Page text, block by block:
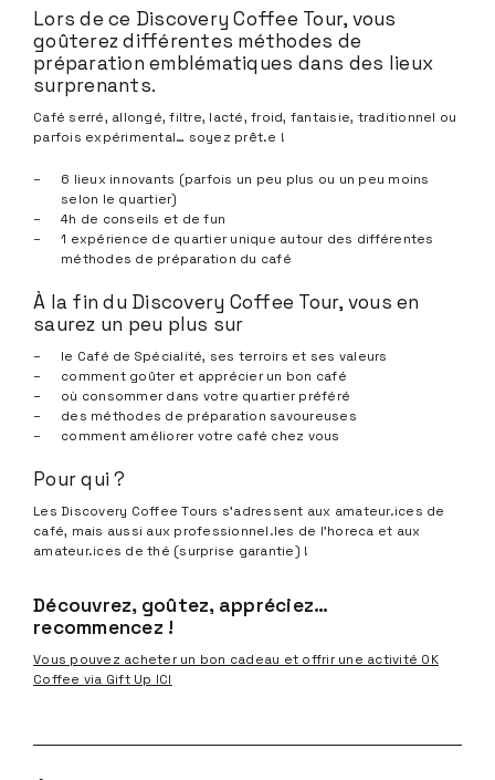
Lors de ce Discovery Coffee Tour, vous
goûterez différentes méthodes de
préparation emblématiques dans des lieux
surprenants.
Café serré, allongé, filtre, lacté, froid, fantaisie, traditionnel ou
parfois expérimental… soyez prêt.e !
6 lieux innovants (parfois un peu plus ou un peu moins
selon le quartier)
4h de conseils et de fun
1 expérience de quartier unique autour des différentes
méthodes de préparation du café
À la fin du Discovery Coffee Tour, vous en
saurez un peu plus sur
le Café de Spécialité, ses terroirs et ses valeurs
comment goûter et apprécier un bon café
où consommer dans votre quartier préféré
des méthodes de préparation savoureuses
comment améliorer votre café chez vous
Pour qui ?
Les Discovery Coffee Tours s’adressent aux amateur.ices de
café, mais aussi aux professionnel.les de l’horeca et aux
amateur.ices de thé (surprise garantie) !
Découvrez, goûtez, appréciez…
recommencez !
Vous pouvez acheter un bon cadeau et offrir une activité OK
Coffee via Gift Up ICI